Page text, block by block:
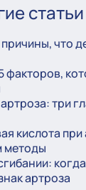
статьи
что
факторов,
три
кислота
методы
артроза